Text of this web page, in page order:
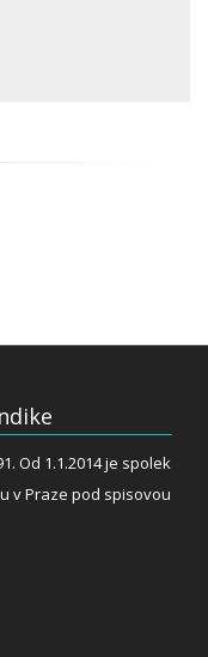
Od 1.1.2014 je spolek
v Praze pod spisovou